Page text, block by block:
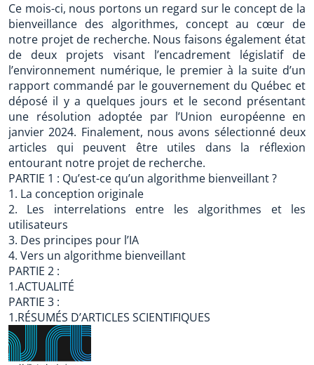
Ce mois-ci, nous portons un regard sur le concept de la
bienveillance des algorithmes, concept au cœur de
notre projet de recherche. Nous faisons également état
de deux projets visant l’encadrement législatif de
l’environnement numérique, le premier à la suite d’un
rapport commandé par le gouvernement du Québec et
déposé il y a quelques jours et le second présentant
une résolution adoptée par l’Union européenne en
janvier 2024. Finalement, nous avons sélectionné deux
articles qui peuvent être utiles dans la réflexion
entourant notre projet de recherche.
PARTIE 1 : Qu’est-ce qu’un algorithme bienveillant ?
1. La conception originale
2. Les interrelations entre les algorithmes et les
utilisateurs
3. Des principes pour l’IA
4. Vers un algorithme bienveillant
PARTIE 2 :
1.ACTUALITÉ
PARTIE 3 :
1.RÉSUMÉS D’ARTICLES SCIENTIFIQUES